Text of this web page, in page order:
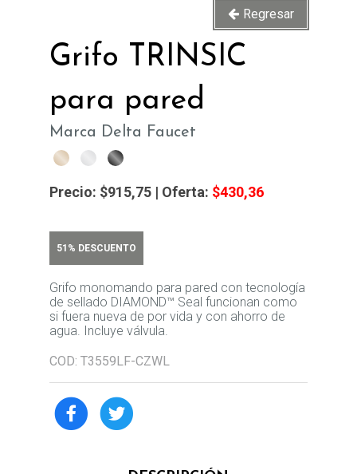
Regresar
Grifo TRINSIC
para pared
Marca Delta Faucet
Precio: $915,75 | Oferta: $430,36
51% DESCUENTO
Grifo monomando para pared con tecnología
de sellado DIAMOND™ Seal funcionan como
si fuera nueva de por vida y con ahorro de
agua. Incluye válvula.
COD: T3559LF-CZWL